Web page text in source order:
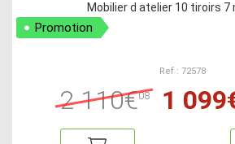
Mobilier d atelier 10 tiroirs 7
Promotion
Ref : 72578
2 110€08 1